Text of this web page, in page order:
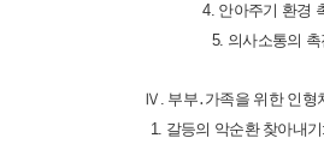
4. 안아주기 환경
5. 의사소통의 촉
Ⅳ. 부부․가족을 위한 인형
1. 갈등의 악순환 찾아내